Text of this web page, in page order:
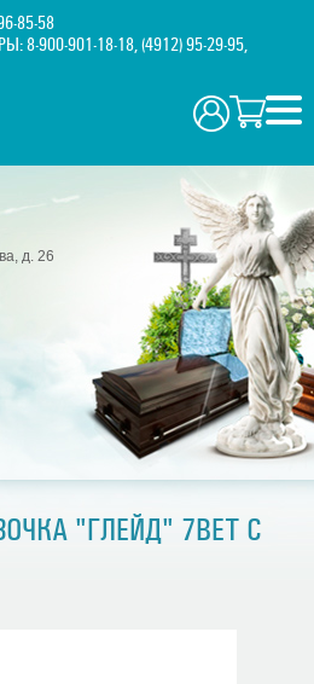
85-58
8-900-901-18-18,(4912) 95-29-95,
д. 26
"ГЛЕЙД" 7ВЕТ С